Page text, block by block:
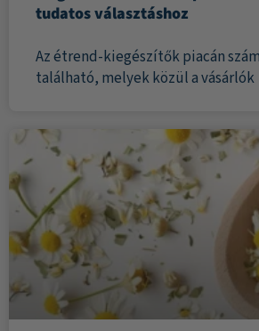
tudatos választáshoz
Az étrend-kiegészítők piacán
található, melyek közül a vásárlók